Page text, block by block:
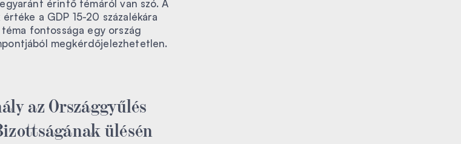
érintő témáról van szó. A
a GDP 15-20 százalékára
fontossága egy ország
megkérdőjelezhetetlen.
az Országgyűlés
ülésén